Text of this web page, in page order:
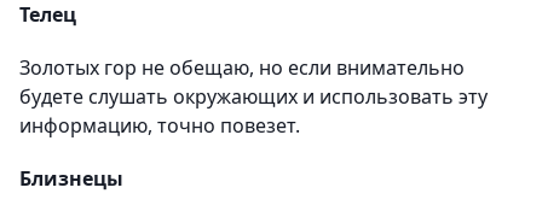
Телец
Золотых гор не обещаю, но если внимательно
будете слушать окружающих и использовать эту
информацию, точно повезет.
Близнецы